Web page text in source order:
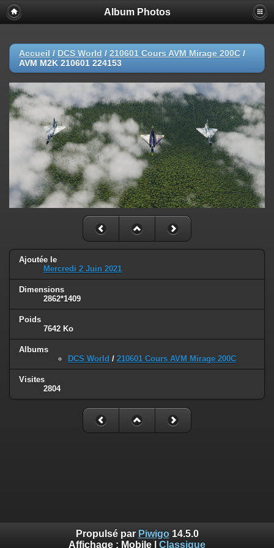
Album Photos
Accueil / DCS World / 210601 Cours AVM Mirage 200C /
AVM M2K 210601 224153
Ajoutée le
Mercredi 2 Juin 2021
Dimensions
2862*1409
Poids
7642 Ko
Albums
DCS World / 210601 Cours AVM Mirage 200C
Visites
2804
Propulsé par Piwigo14.5.0
Affichage : Mobile Classique